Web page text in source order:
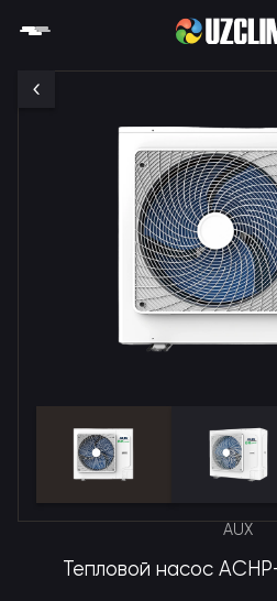
AUX
Тепловой насос